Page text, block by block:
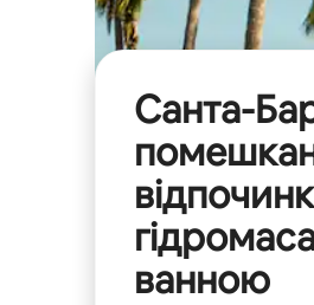
Санта-
ванною